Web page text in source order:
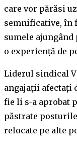
care vor părăsi
semnificative, în
sumele ajungând
o experiență de
Liderul sindical
angajații afectați
fie li s-a aprobat
păstrate
relocate pe alte